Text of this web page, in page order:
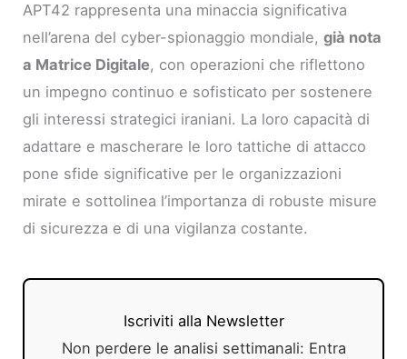
APT42 rappresenta una minaccia significativa
nell’arena del cyber-spionaggio mondiale,già nota
a Matrice Digitale, con operazioni che riflettono
un impegno continuo e sofisticato per sostenere
gli interessi strategici iraniani. La loro capacità di
adattare e mascherare le loro tattiche di attacco
pone sfide significative per le organizzazioni
mirate e sottolinea l’importanza di robuste misure
di sicurezza e di una vigilanza costante.
Iscriviti alla Newsletter
Non perdere le analisi settimanali: Entra